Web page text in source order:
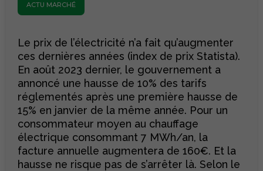
ACTU MARCHÉ
Le prix de l’électricité n’a fait qu’augmenter
ces dernières années (index de prix Statista).
En août 2023 dernier, le gouvernement a
annoncé une hausse de 10% des tarifs
réglementés après une première hausse de
15% en janvier de la même année. Pour un
consommateur moyen au chauffage
électrique consommant 7 MWh/an, la
facture annuelle augmentera de 160€. Et la
hausse ne risque pas de s’arrêter là. Selon le